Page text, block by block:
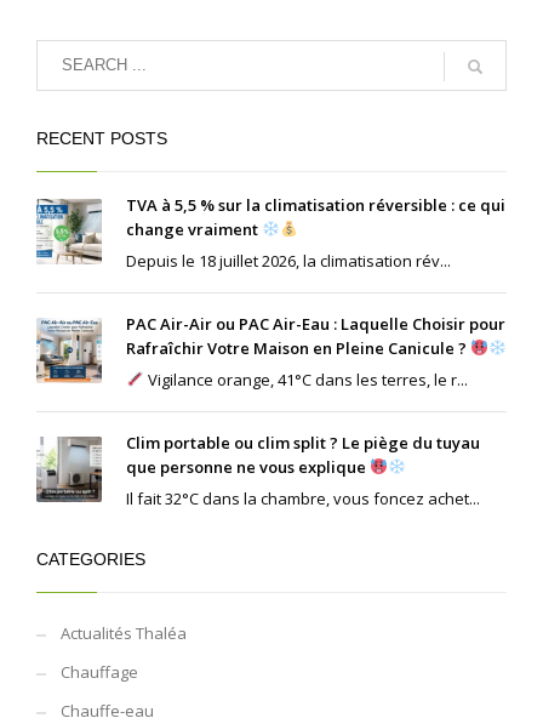
RECENT POSTS
TVA à 5,5 % sur la climatisation réversible : ce qui
change vraiment
Depuis le 18 juillet 2026, la climatisation rév...
PAC Air-Air ou PAC Air-Eau : Laquelle Choisir pour
Rafraîchir Votre Maison en Pleine Canicule ?
Vigilance orange, 41°C dans les terres, le r...
Clim portable ou clim split ? Le piège du tuyau
que personne ne vous explique
Il fait 32°C dans la chambre, vous foncez achet...
CATEGORIES
Actualités Thaléa
Chauffage
Chauffe-eau